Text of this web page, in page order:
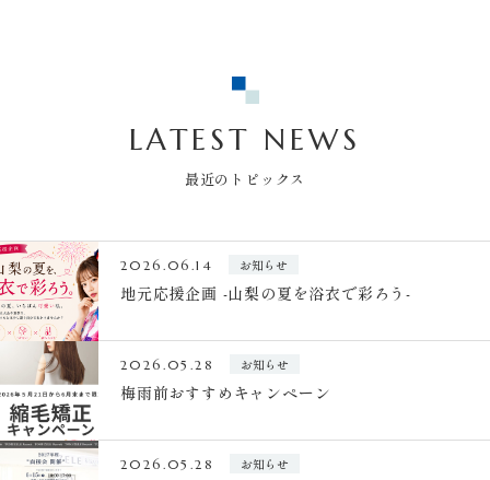
LATEST NEWS
最近のトピックス
2026.06.14 お知らせ
地元応援企画 -山梨の夏を浴衣で彩ろう-
2026.05.28 お知らせ
梅雨前おすすめキャンペーン
2026.05.28 お知らせ